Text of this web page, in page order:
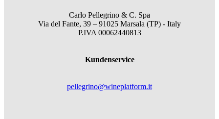
Carlo Pellegrino & C. Spa
Via del Fante, 39 – 91025 Marsala (TP) - Italy
P.IVA 00062440813
Kundenservice
pellegrino@wineplatform.it